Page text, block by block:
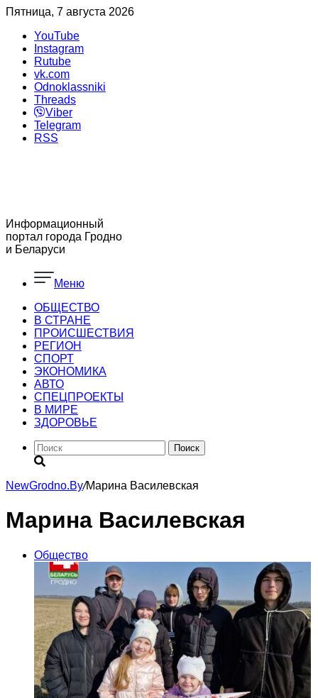
Пятница, 7 августа 2026
YouTube
Instagram
Rutube
vk.com
Odnoklassniki
Threads
Viber
Telegram
RSS
Информационный
портал города Гродно
и Беларуси
Меню
ОБЩЕСТВО
В СТРАНЕ
ПРОИСШЕСТВИЯ
РЕГИОН
CПОРТ
ЭКОНОМИКА
АВТО
СПЕЦПРОЕКТЫ
В МИРЕ
ЗДОРОВЬЕ
Поиск
NewGrodno.By/Марина Василевская
Марина Василевская
Общество